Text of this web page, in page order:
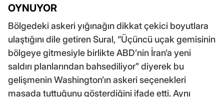
OYNUYOR
Bölgedeki askeri yığınağın dikkat çekici boyutlara
ulaştığını dile getiren Sural, “Üçüncü uçak gemisinin
bölgeye gitmesiyle birlikte ABD’nin İran’a yeni
saldırı planlarından bahsediliyor” diyerek bu
gelişmenin Washington’ın askeri seçenekleri
masada tuttuğunu gösterdiğini ifade etti. Aynı